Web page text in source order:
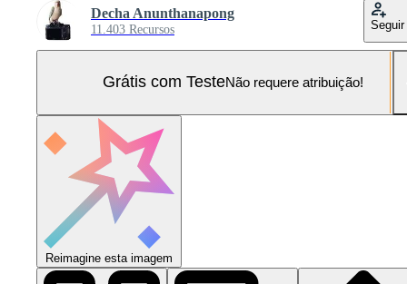
Decha Anunthanapong
11.403 Recursos Seguir
Grátis com TesteNão requere atribuição!
Reimagine esta imagem